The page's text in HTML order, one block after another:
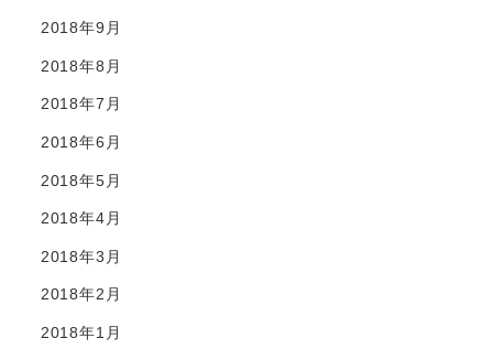
2018年9月
2018年8月
2018年7月
2018年6月
2018年5月
2018年4月
2018年3月
2018年2月
2018年1月